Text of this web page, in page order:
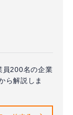
員200名の企業
ら解説しま